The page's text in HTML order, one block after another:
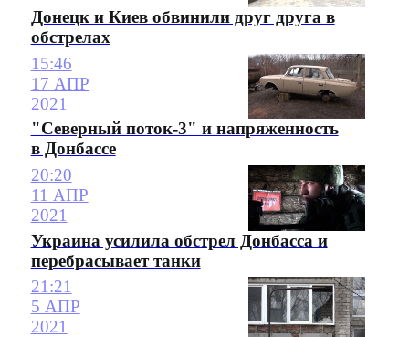
Донецк и Киев обвинили друг друга в
обстрелах
15:46
17 АПР
2021
"Северный поток-3" и напряженность
в Донбассе
20:20
11 АПР
2021
Украина усилила обстрел Донбасса и
перебрасывает танки
21:21
5 АПР
2021